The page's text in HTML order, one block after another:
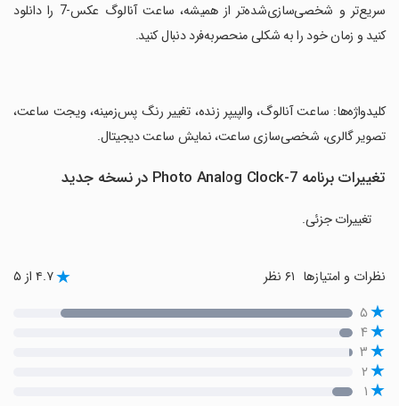
‏سریع‌تر و شخصی‌سازی‌شده‌تر از همیشه، ساعت آنالوگ عکس-7 را دانلود
کنید و زمان خود را به شکلی منحصربه‌فرد دنبال کنید.
‏کلیدواژه‌ها: ساعت آنالوگ، والپیپر زنده، تغییر رنگ پس‌زمینه، ویجت ساعت،
تصویر گالری، شخصی‌سازی ساعت، نمایش ساعت دیجیتال.
تغییرات برنامه Photo Analog Clock-7 در نسخه جدید
تغییرات جزئی.
نظرات و امتیازها ۴.۷ از ۵
۵
۴
۳
۲
۱